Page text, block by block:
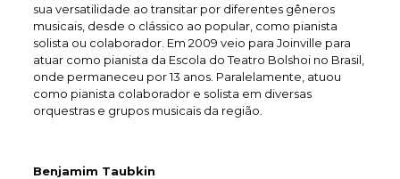
sua versatilidade ao transitar por diferentes gêneros
musicais, desde o clássico ao popular, como pianista
solista ou colaborador. Em 2009 veio para Joinville para
atuar como pianista da Escola do Teatro Bolshoi no Brasil,
onde permaneceu por 13 anos. Paralelamente, atuou
como pianista colaborador e solista em diversas
orquestras e grupos musicais da região.
Benjamim Taubkin